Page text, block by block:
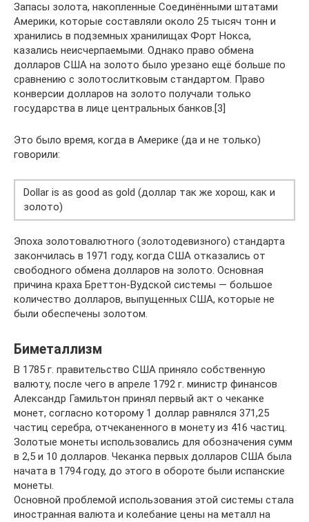
Запасы золота, накопленные Соединёнными штатами
Америки, которые составляли около 25 тысяч тонн и
хранились в подземных хранилищах Форт Нокса,
казались неисчерпаемыми. Однако право обмена
долларов США на золото было урезано ещё больше по
сравнению с золотослитковым стандартом. Право
конверсии долларов на золото получали только
государства в лице центральных банков.[3]
Это было время, когда в Америке (да и не только)
говорили:
Dollar is as good as gold (доллар так же хорош, как и
золото)
Эпоха золотовалютного (золотодевизного) стандарта
закончилась в 1971 году, когда США отказались от
свободного обмена долларов на золото. Основная
причина краха Бреттон-Вудской системы — большое
количество долларов, выпущенных США, которые не
были обеспечены золотом.
Биметаллизм
В 1785 г. правительство США приняло собственную
валюту, после чего в апреле 1792 г. министр финансов
Александр Гамильтон принял первый акт о чеканке
монет, согласно которому 1 доллар равнялся 371,25
частиц серебра, отчеканенного в монету из 416 частиц.
Золотые монеты использовались для обозначения сумм
в 2,5 и 10 долларов. Чеканка первых долларов США была
начата в 1794 году, до этого в обороте были испанские
монеты.
Основной проблемой использования этой системы стала
иностранная валюта и колебание цены на металл на